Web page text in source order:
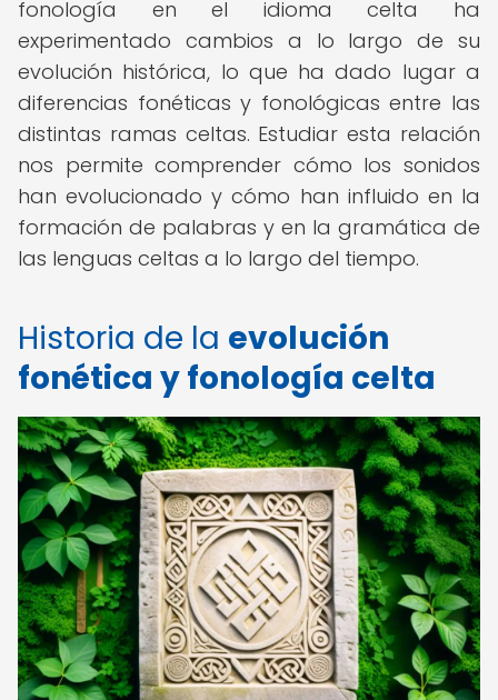
fonología en el idioma celta ha
experimentado cambios a lo largo de su
evolución histórica, lo que ha dado lugar a
diferencias fonéticas y fonológicas entre las
distintas ramas celtas. Estudiar esta relación
nos permite comprender cómo los sonidos
han evolucionado y cómo han influido en la
formación de palabras y en la gramática de
las lenguas celtas a lo largo del tiempo.
Historia de la evolución
fonética y fonología celta